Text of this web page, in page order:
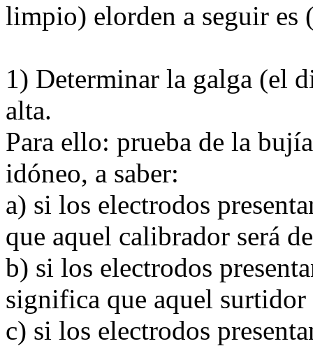
limpio) elorden a seguir es
1) Determinar la galga (el
alta.
Para ello: prueba de la
idóneo, a saber:
a) si los electrodos
que aquel calibrador será
b) si los electrodos
significa que aquel surtidor
c) si los electrodos